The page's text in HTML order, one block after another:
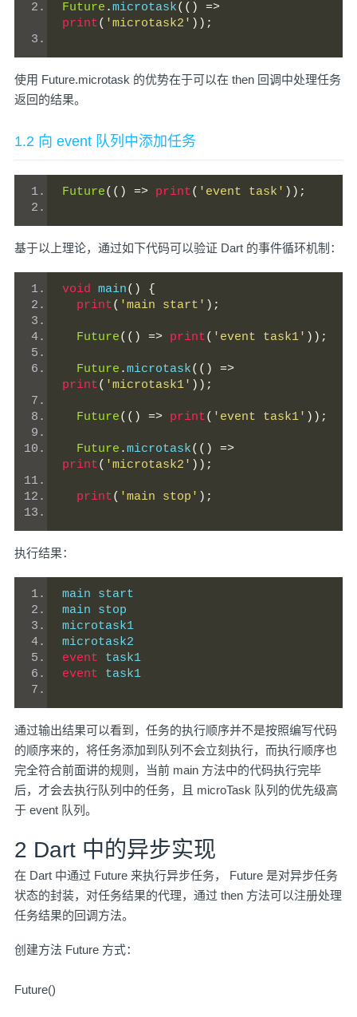
Future .microtask(()
=>
print( 'microtask2' ));
使用 Future.microtask 的优势在于可以在 then 回调中处理任务
返回的结果。
1.2 向 event 队列中添加任务
Future(() => print( 'event task' ));
基于以上理论，通过如下代码可以验证 Dart 的事件循环机制：
void main()
{
print( 'main start' );
Future(() => print( 'event task1' ));
Future .microtask(()
=>
print( 'microtask1' ));
Future(() => print( 'event task1' ));
Future .microtask(()
=>
print( 'microtask2' ));
print( 'main stop' );
执行结果：
main start
main stop
microtask1
microtask2
event task1
event task1
通过输出结果可以看到，任务的执行顺序并不是按照编写代码
的顺序来的，将任务添加到队列不会立刻执行，而执行顺序也
完全符合前面讲的规则，当前 main 方法中的代码执行完毕
后，才会去执行队列中的任务，且 microTask 队列的优先级高
于 event 队列。
2 Dart 中的异步实现
在 Dart 中通过 Future 来执行异步任务， Future 是对异步任务
状态的封装，对任务结果的代理，通过 then 方法可以注册处理
任务结果的回调方法。
创建方法 Future 方式：
Future()